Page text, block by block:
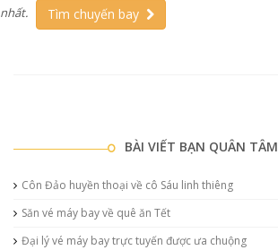
nhất.
Tìm chuyến bay
BÀI VIẾT BẠN QUÂN TÂM
Côn Đảo huyền thoại về cô Sáu linh thiêng
Săn vé máy bay về quê ăn Tết
Đại lý vé máy bay trực tuyến được ưa chuộng